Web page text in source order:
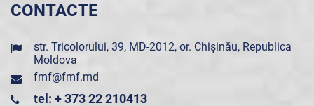
CONTACTE
str. Tricolorului, 39, MD-2012, or. Chișinău, Republica
Moldova
fmf@fmf.md
tel: + 373 22 210413